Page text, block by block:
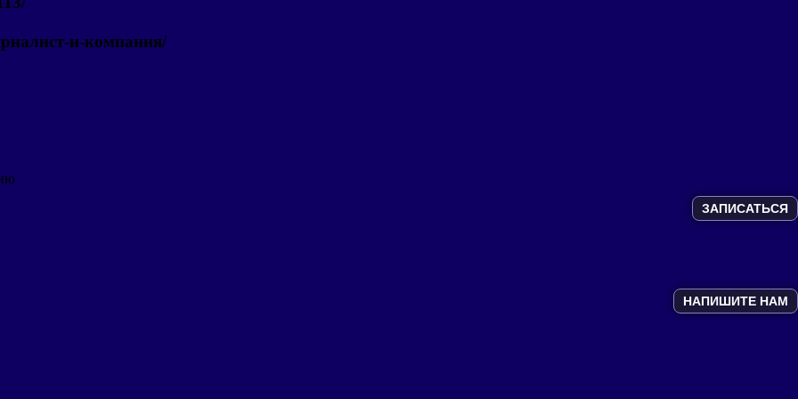
и-компания/
ЗАПИСАТЬСЯ
НАПИШИТЕ НАМ